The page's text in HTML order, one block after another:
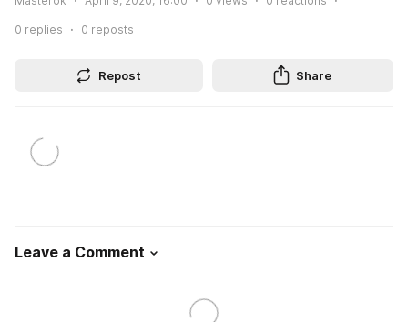
0 replies 0 reposts
Repost Share
Leave a Comment